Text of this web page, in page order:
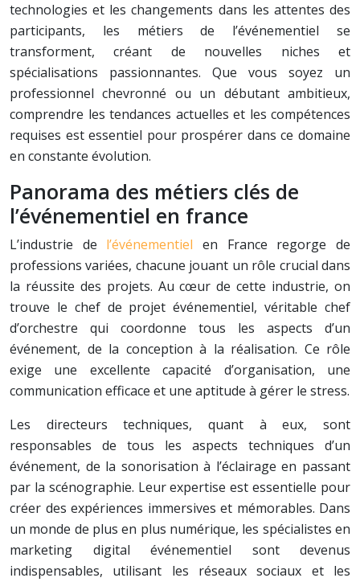
technologies et les changements dans les attentes des
participants, les métiers de l’événementiel se
transforment, créant de nouvelles niches et
spécialisations passionnantes. Que vous soyez un
professionnel chevronné ou un débutant ambitieux,
comprendre les tendances actuelles et les compétences
requises est essentiel pour prospérer dans ce domaine
en constante évolution.
Panorama des métiers clés de
l’événementiel en france
L’industrie de l’événementielen France regorge de
professions variées, chacune jouant un rôle crucial dans
la réussite des projets. Au cœur de cette industrie, on
trouve le chef de projet événementiel, véritable chef
d’orchestre qui coordonne tous les aspects d’un
événement, de la conception à la réalisation. Ce rôle
exige une excellente capacité d’organisation, une
communication efficace et une aptitude à gérer le stress.
Les directeurs techniques, quant à eux, sont
responsables de tous les aspects techniques d’un
événement, de la sonorisation à l’éclairage en passant
par la scénographie. Leur expertise est essentielle pour
créer des expériences immersives et mémorables. Dans
un monde de plus en plus numérique, les spécialistes en
marketing digital événementiel sont devenus
indispensables, utilisant les réseaux sociaux et les